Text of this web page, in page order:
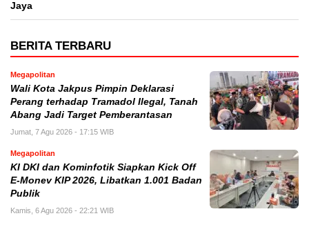
Jaya
BERITA TERBARU
Megapolitan
Wali Kota Jakpus Pimpin Deklarasi
Perang terhadap Tramadol Ilegal, Tanah
Abang Jadi Target Pemberantasan
Jumat, 7 Agu 2026 - 17:15 WIB
Megapolitan
KI DKI dan Kominfotik Siapkan Kick Off
E-Monev KIP 2026, Libatkan 1.001 Badan
Publik
Kamis, 6 Agu 2026 - 22:21 WIB